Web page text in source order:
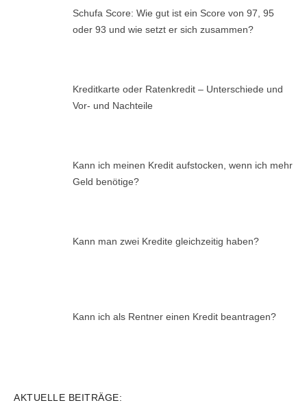
Schufa Score: Wie gut ist ein Score von 97, 95
oder 93 und wie setzt er sich zusammen?
Kreditkarte oder Ratenkredit – Unterschiede und
Vor- und Nachteile
Kann ich meinen Kredit aufstocken, wenn ich mehr
Geld benötige?
Kann man zwei Kredite gleichzeitig haben?
Kann ich als Rentner einen Kredit beantragen?
AKTUELLE BEITRÄGE: